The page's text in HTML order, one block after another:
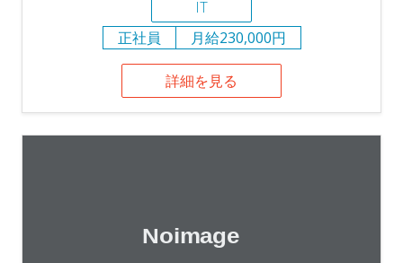
IT
正社員
月給230,000円
詳細を見る